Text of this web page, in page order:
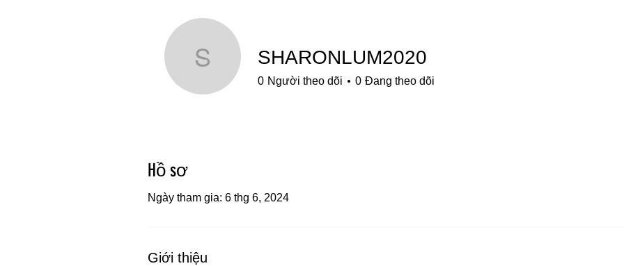
Hồ sơ
Ngày tham gia: 6 thg 6, 2024
Giới thiệu
SHARONLUM2020
SHARONLUM2020
0 Người theo dõi 0 Đang theo dõi